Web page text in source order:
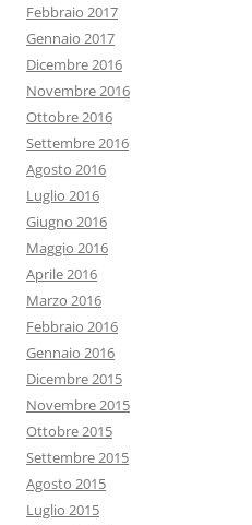
Febbraio 2017
Gennaio 2017
Dicembre 2016
Novembre 2016
Ottobre 2016
Settembre 2016
Agosto 2016
Luglio 2016
Giugno 2016
Maggio 2016
Aprile 2016
Marzo 2016
Febbraio 2016
Gennaio 2016
Dicembre 2015
Novembre 2015
Ottobre 2015
Settembre 2015
Agosto 2015
Luglio 2015